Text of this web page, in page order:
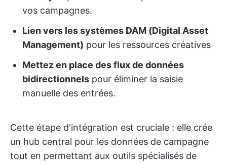
vos campagnes.
Lien vers les systèmes DAM (Digital Asset
Management) pour les ressources créatives
Mettez en place des flux de données
bidirectionnels pour éliminer la saisie
manuelle des entrées.
Cette étape d'intégration est cruciale : elle crée
un hub central pour les données de campagne
tout en permettant aux outils spécialisés de